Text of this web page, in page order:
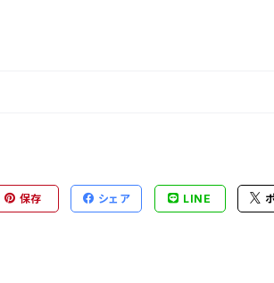
保存 シェア LINE